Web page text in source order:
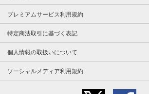
プレミアムサービス利用規約
特定商法取引に基づく表記
個人情報の取扱いについて
ソーシャルメディア利用規約